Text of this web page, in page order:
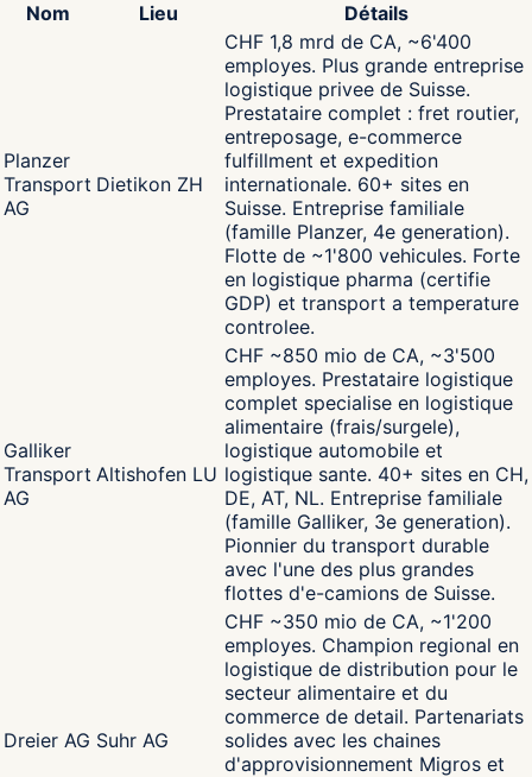
Nom Lieu Détails
Planzer
Transport
AG
Dietikon ZH
CHF 1,8 mrd de CA, ~6'400
employes. Plus grande entreprise
logistique privee de Suisse.
Prestataire complet : fret routier,
entreposage, e-commerce
fulfillment et expedition
internationale. 60+ sites en
Suisse. Entreprise familiale
(famille Planzer, 4e generation).
Flotte de ~1'800 vehicules. Forte
en logistique pharma (certifie
GDP) et transport a temperature
controlee.
Galliker
Transport
AG
Altishofen LU
CHF ~850 mio de CA, ~3'500
employes. Prestataire logistique
complet specialise en logistique
alimentaire (frais/surgele),
logistique automobile et
logistique sante. 40+ sites en CH,
DE, AT, NL. Entreprise familiale
(famille Galliker, 3e generation).
Pionnier du transport durable
avec l'une des plus grandes
flottes d'e-camions de Suisse.
Dreier AG Suhr AG
CHF ~350 mio de CA, ~1'200
employes. Champion regional en
logistique de distribution pour le
secteur alimentaire et du
commerce de detail. Partenariats
solides avec les chaines
d'approvisionnement Migros et